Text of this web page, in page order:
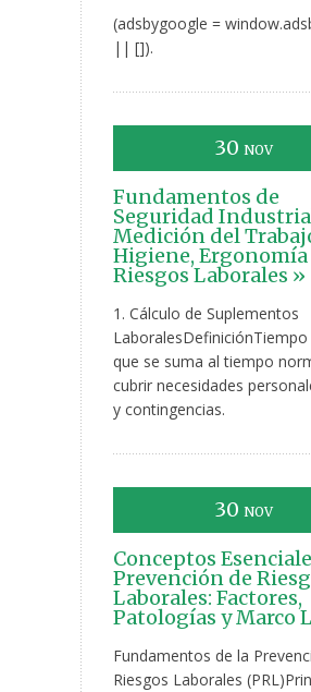
(adsbygoogle =
|| []).
30 NOV
Fundamentos de
Seguridad
Medición del
Higiene, Ergonomía
Riesgos Laborales »
1. Cálculo de Suplementos
LaboralesDefiniciónTiempo
que se suma al tiempo
cubrir necesidades
y contingencias.
30 NOV
Conceptos
Prevención de
Laborales: Factores,
Patologías y Marco
Fundamentos de la
Riesgos Laborales